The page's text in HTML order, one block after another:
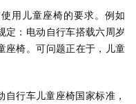
用儿童座椅的要求。例如
定：电动自行车搭载六周岁
座椅。可问题正在于，儿童
行车儿童座椅国家标准，